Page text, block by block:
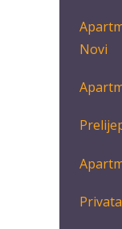
Novi